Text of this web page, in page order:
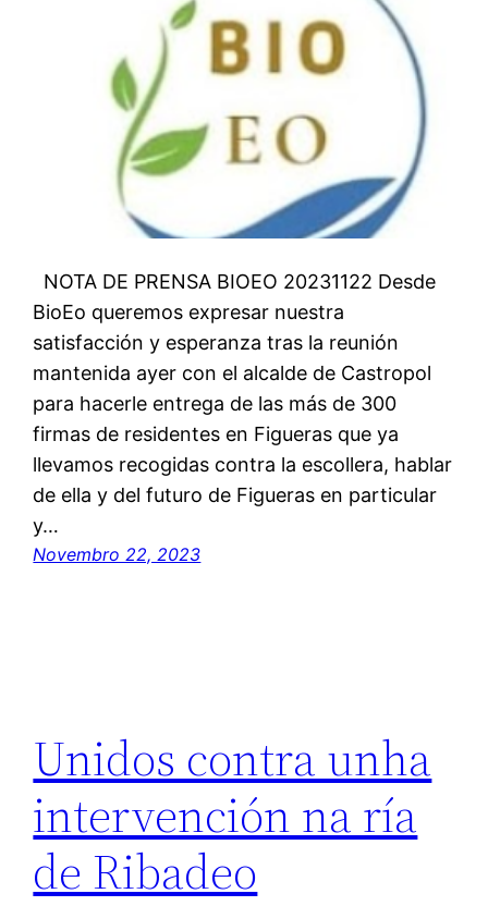
NOTA DE PRENSA BIOEO 20231122 Desde
BioEo queremos expresar nuestra
satisfacción y esperanza tras la reunión
mantenida ayer con el alcalde de Castropol
para hacerle entrega de las más de 300
firmas de residentes en Figueras que ya
llevamos recogidas contra la escollera, hablar
de ella y del futuro de Figueras en particular
y…
Novembro 22, 2023
Unidos contra unha
intervención na ría
de Ribadeo